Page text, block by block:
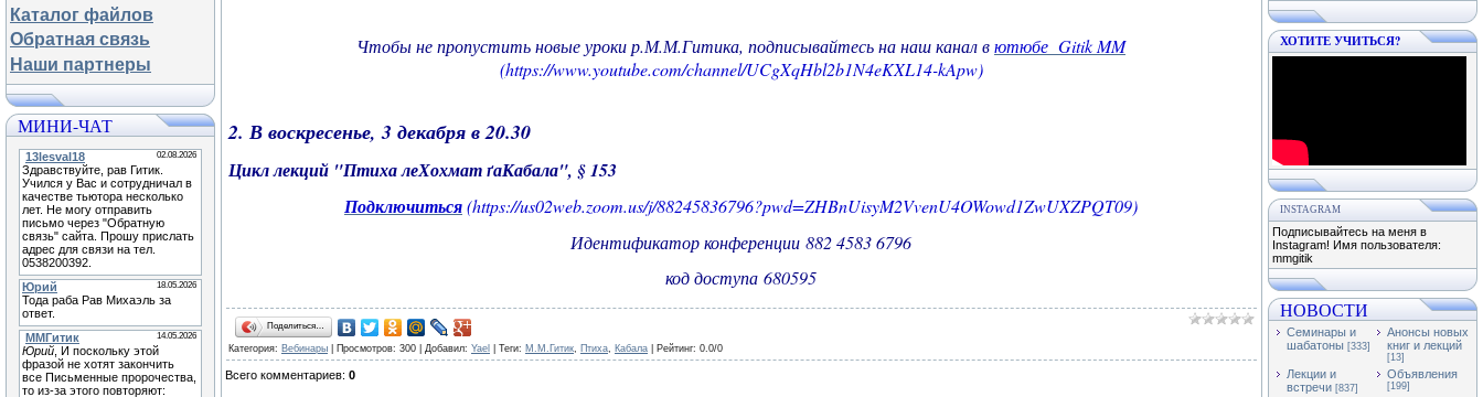
Каталог файлов
Обратная связь
Наши партнеры
МИНИ-ЧАТ
Чтобы не пропустить новые уроки р.М.М.Гитика, подписывайтесь на наш канал вютюбе Gitik MM
(https://www.youtube.com/channel/UCgXqHbl2b1N4eKXL14-kApw)
2. В воскресенье, 3 декабря в 20.30
Цикл лекций "Птиха леХохмат ґаКабала", § 153
Подключиться(https://us02web.zoom.us/j/88245836796?pwd=ZHBnUisyM2VvenU4OWowd1ZwUXZPQT09)
Идентификатор конференции 882 4583 6796
код доступа 680595
Поделиться…
Категория: Вебинары Просмотров: 300 | Добавил: Yael Теги: М.М.Гитик, Птиха, Кабала Рейтинг: 0.0/0
Всего комментариев: 0
ХОТИТЕ УЧИТЬСЯ?
INSTAGRAM
Подписывайтесь на меня в
Instagram! Имя пользователя:
mmgitik
НОВОСТИ
Семинары и
шабатоны [333]
Анонсы новых
книг и лекций
[13]
Лекции и
встречи [837]
Объявления
[199]